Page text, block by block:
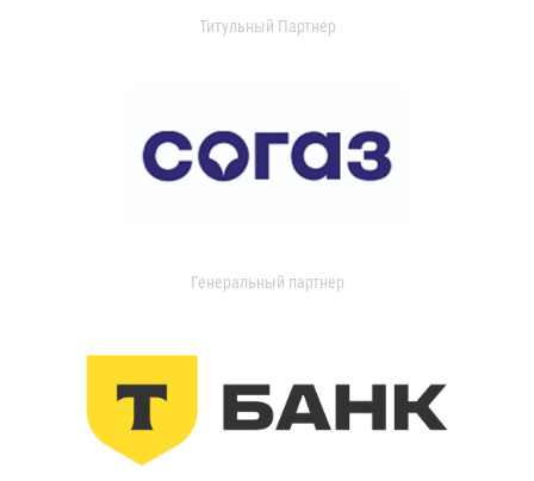
Титульный Партнер
Генеральный партнер